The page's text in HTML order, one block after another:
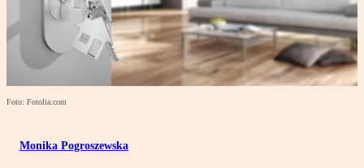
Foto: Fotolia.com
Monika Pogroszewska